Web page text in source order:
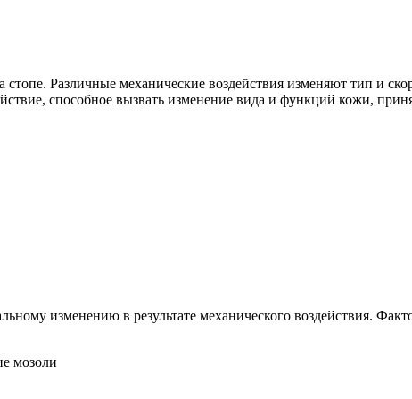
Различные механические воздействия изменяют тип и
способное вызвать изменение вида и функций кожи,
изменению в результате механического воздействия.